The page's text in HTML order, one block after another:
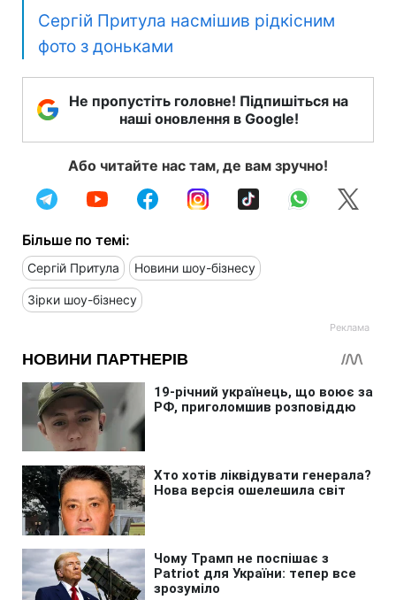
Сергій Притула насмішив рідкісним
фото з доньками
Не пропустіть головне! Підпишіться на
наші оновлення в Google!
Або читайте нас там, де вам зручно!
Більше по темі:
Сергій Притула Новини шоу-бізнесу
Зірки шоу-бізнесу